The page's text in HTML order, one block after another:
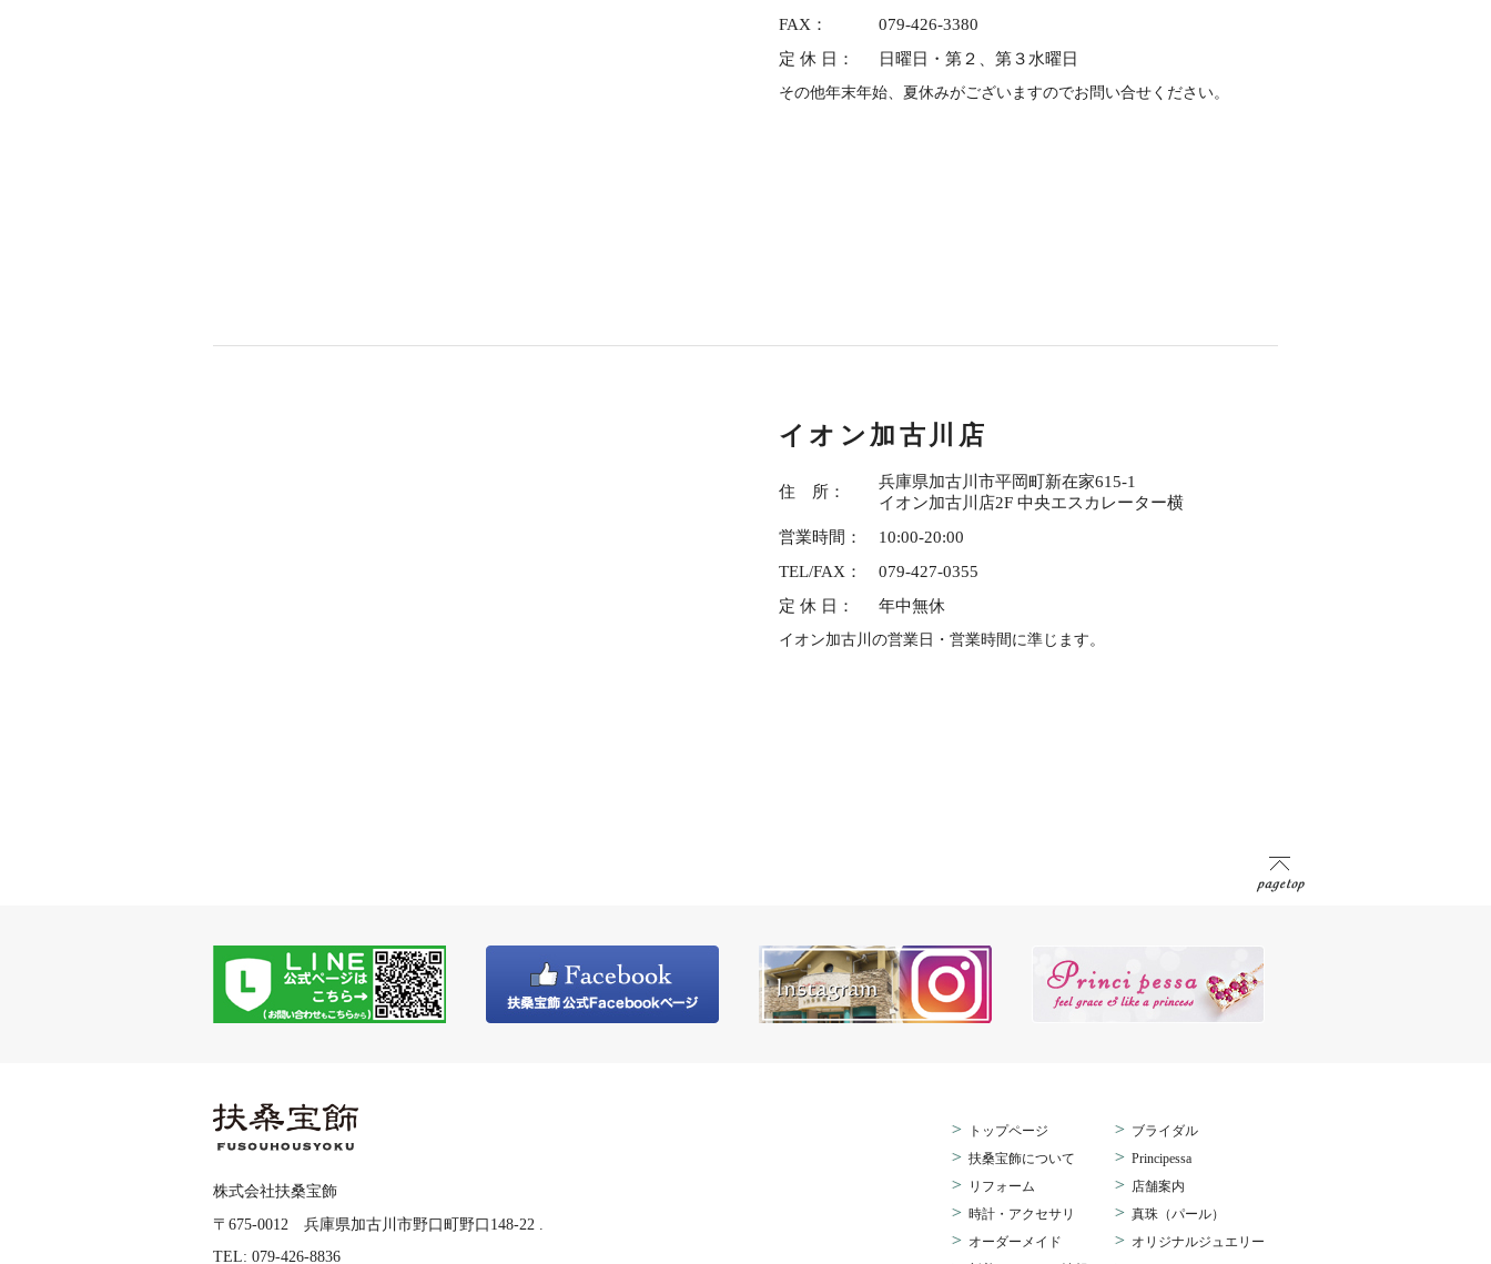
FAX：
079-426-3380
定 休 日：
日曜日・第２、第３水曜日
その他年末年始、夏休みがございますのでお問い合せください。
イオン加古川店
住 所：
兵庫県加古川市平岡町新在家615-1
イオン加古川店2F 中央エスカレーター横
営業時間：
10:00-20:00
TEL/FAX：
079-427-0355
定 休 日：
年中無休
イオン加古川の営業日・営業時間に準じます。
株式会社扶桑宝飾
〒675-0012 兵庫県加古川市野口町野口148-22 .
TEL: 079-426-8836
> トップページ > ブライダル
> 扶桑宝飾について > Principessa
> リフォーム > 店舗案内
> 時計・アクセサリ > 真珠（パール）
> オーダーメイド > オリジナルジュエリー